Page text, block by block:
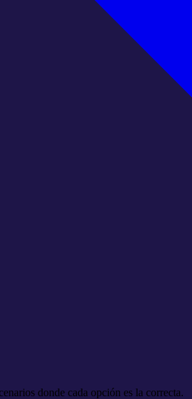
donde cada opción es la correcta.